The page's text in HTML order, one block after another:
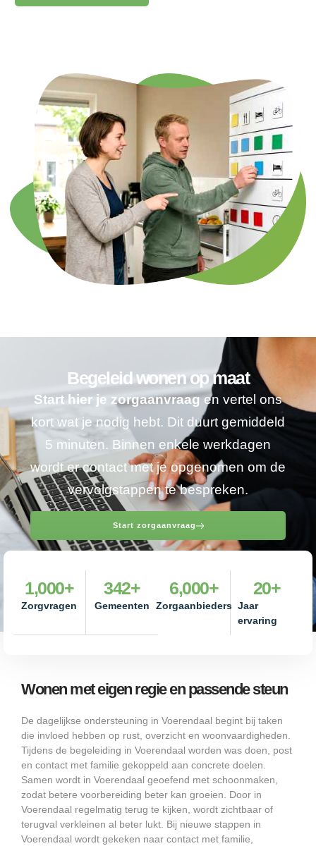
Begeleid wonen op maat
Start hier je zorgaanvraagen vertel ons
kort wat je nodig hebt. Dit duurt gemiddeld
5 minuten. Binnen enkele werkdagen
wordt er contact met je opgenomen om de
vervolgstappen te bespreken.
Start zorgaanvraag
Zorgvragen
1,000+
Gemeenten
342+
Zorgaanbieders
6,000+
Jaar
ervaring
20+
Wonen met eigen regie en passende steun
De dagelijkse ondersteuning in Voerendaal begint bij taken
die invloed hebben op rust, overzicht en woonvaardigheden.
Tijdens de begeleiding in Voerendaal worden was doen, post
en contact met familie gekoppeld aan concrete doelen.
Samen wordt in Voerendaal geoefend met schoonmaken,
zodat betere voorbereiding beter kan groeien. Door in
Voerendaal regelmatig terug te kijken, wordt zichtbaar of
terugval verkleinen al beter lukt. Bij nieuwe stappen in
Voerendaal wordt gekeken naar contact met familie,